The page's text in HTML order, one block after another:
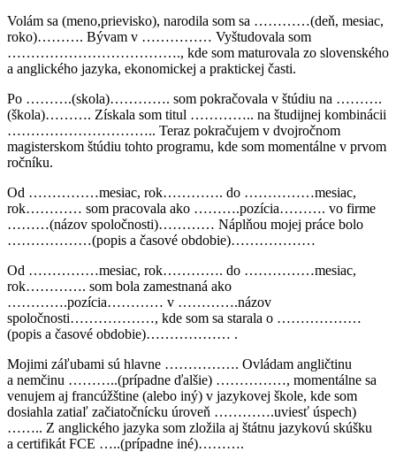
Volám sa (meno,prievisko), narodila som sa …………(deň, mesiac,
roko)………. Bývam v …………… Vyštudovala som
………………………………., kde som maturovala zo slovenského
a anglického jazyka, ekonomickej a praktickej časti.
Po ……….(skola)…………. som pokračovala v štúdiu na ……….
(škola)………. Získala som titul ………….. na študijnej kombinácii
………………………….. Teraz pokračujem v dvojročnom
magisterskom štúdiu tohto programu, kde som momentálne v prvom
ročníku.
Od ……………mesiac, rok…………. do ……………mesiac,
rok………… som pracovala ako ……….pozícia………. vo firme
………(názov spoločnosti)………… Náplňou mojej práce bolo
………………(popis a časové obdobie)………………
Od ……………mesiac, rok…………. do ……………mesiac,
rok…………. som bola zamestnaná ako
………….pozícia………… v ………….názov
spoločnosti………………, kde som sa starala o ………………
(popis a časové obdobie)……………… .
Mojimi záľubami sú hlavne ……………. Ovládam angličtinu
a nemčinu ………..(prípadne ďalšie) ……………, momentálne sa
venujem aj francúžštine (alebo iný) v jazykovej škole, kde som
dosiahla zatiaľ začiatočnícku úroveň ………….uviesť úspech)
…….. Z anglického jazyka som zložila aj štátnu jazykovú skúšku
a certifikát FCE …..(prípadne iné)……….